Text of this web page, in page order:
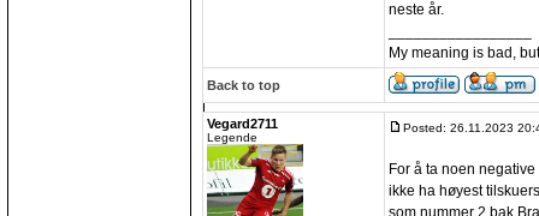
neste år.
My meaning is bad,
Back to top
Vegard2711
Legende
Posted: 26.11.2023
For å ta noen
ikke ha høyest
som nummer 2 bak